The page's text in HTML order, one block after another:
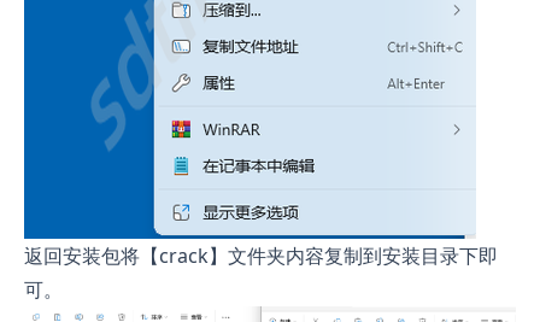
返回安装包将【crack】文件夹内容复制到安装目录下即
可。